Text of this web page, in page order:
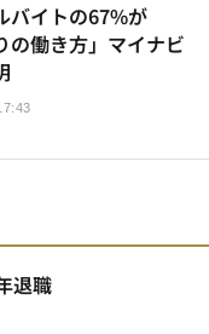
バイトの67%が
の働き方」マイナビ
退職